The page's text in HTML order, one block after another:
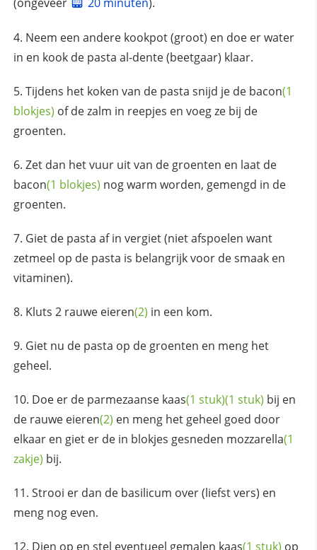
Neem een andere kookpot (groot) en doe er water
in en kook de pasta al-dente (beetgaar) klaar.
Tijdens het koken van de pasta snijd je de bacon(1
blokjes) of de zalm in reepjes en voeg ze bij de
groenten.
Zet dan het vuur uit van de groenten en laat de
bacon(1 blokjes) nog warm worden, gemengd in de
groenten.
Giet de pasta af in vergiet (niet afspoelen want
zetmeel op de pasta is belangrijk voor de smaak en
vitaminen).
Kluts 2 rauwe eieren(2) in een kom.
Giet nu de pasta op de groenten en meng het
geheel.
Doe er de parmezaanse kaas(1 stuk)(1 stuk) bij en
de rauwe eieren(2) en meng het geheel goed door
elkaar en giet er de in blokjes gesneden mozzarella(1
zakje) bij.
Strooi er dan de basilicum over (liefst vers) en
meng nog even.
Dien op en stel eventueel gemalen kaas(1 stuk) op